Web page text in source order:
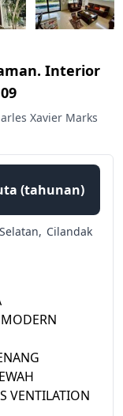
Interior
Xavier Marks
(tahunan)
Cilandak
VENTILATION